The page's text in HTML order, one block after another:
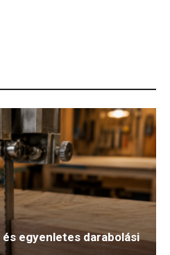
egyenletes darabolási